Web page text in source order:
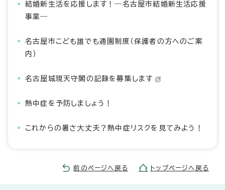
結婚新生活を応援します！―名古屋市結婚新生活応援
事業―
名古屋市こども誰でも通園制度（保護者の方へのご案
内）
名古屋城現天守閣の記録を募集します
熱中症を予防しましょう！
これからの暑さ大丈夫？熱中症リスクを見てみよう！
前のページへ戻る トップページへ戻る